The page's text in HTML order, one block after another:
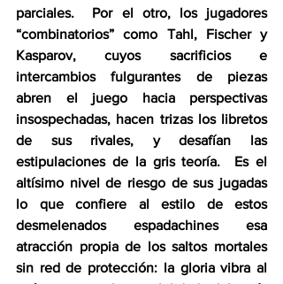
parciales.  Por el otro, los jugadores
“combinatorios” como Tahl, Fischer y
Kasparov, cuyos sacrificios e
intercambios fulgurantes de piezas
abren el juego hacia perspectivas
insospechadas, hacen trizas los libretos
de sus rivales, y desafían las
estipulaciones de la gris teoría.  Es el
altísimo nivel de riesgo de sus jugadas
lo que confiere al estilo de estos
desmelenados espadachines esa
atracción propia de los saltos mortales
sin red de protección: la gloria vibra al